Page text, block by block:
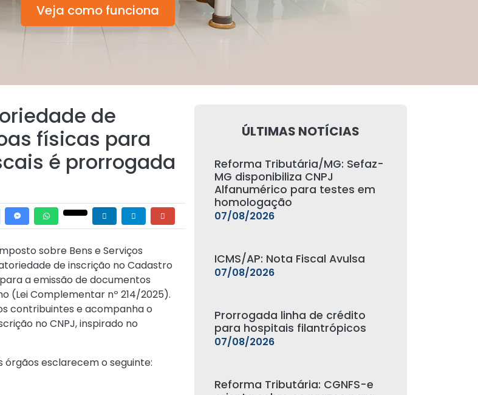
Veja como funciona
de
físicas para
é prorrogada
sobre Bens e Serviços
de inscrição no Cadastro
a emissão de documentos
(Lei Complementar nº 214/2025).
contribuintes e acompanha o
no CNPJ, inspirado no
órgãos esclarecem o seguinte:
ÚLTIMAS NOTÍCIAS
Reforma Tributária/MG: Sefaz-
MG disponibiliza CNPJ
Alfanumérico para testes em
homologação
07/08/2026
ICMS/AP: Nota Fiscal Avulsa
07/08/2026
Prorrogada linha de crédito
para hospitais filantrópicos
07/08/2026
Reforma Tributária: CGNFS-e